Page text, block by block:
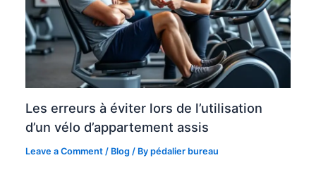
Les erreurs à éviter lors de l’utilisation
d’un vélo d’appartement assis
Leave a Comment / Blog / Bypédalier bureau